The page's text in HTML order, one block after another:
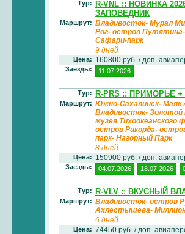
Тур: R-VNL :: НОВИНКА
ЗАПОВЕДНИК
Маршрут: Владивосток- Мурал
Рог- остров
Сафари-парк
9 дней
Цена: 160800 руб. / доп.
Заезды: 11.07.2026
Тур: R-PRS :: ПРИМОРЬЕ
Маршрут: Южно-Сахалинск- Маяк
Владивосток- Золотой
музея
остров Рикорда-
парк- Нагорный Парк
8 дней
Цена: 150900 руб. / доп.
Заезды: 04.07.2026 18.07.2026
Тур: R-VLV :: ВКУСНЫЙ
Маршрут: Владивосток- остров
Ахлестышева-
6 дней
Цена: 74450 руб. / доп.